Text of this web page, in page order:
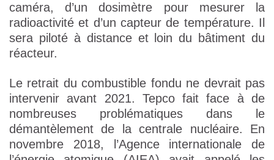
caméra, d’un dosimètre pour mesurer la
radioactivité et d’un capteur de température. Il
sera piloté à distance et loin du bâtiment du
réacteur.
Le retrait du combustible fondu ne devrait pas
intervenir avant 2021. Tepco fait face à de
nombreuses problématiques dans le
démantèlement de la centrale nucléaire. En
novembre 2018, l’Agence internationale de